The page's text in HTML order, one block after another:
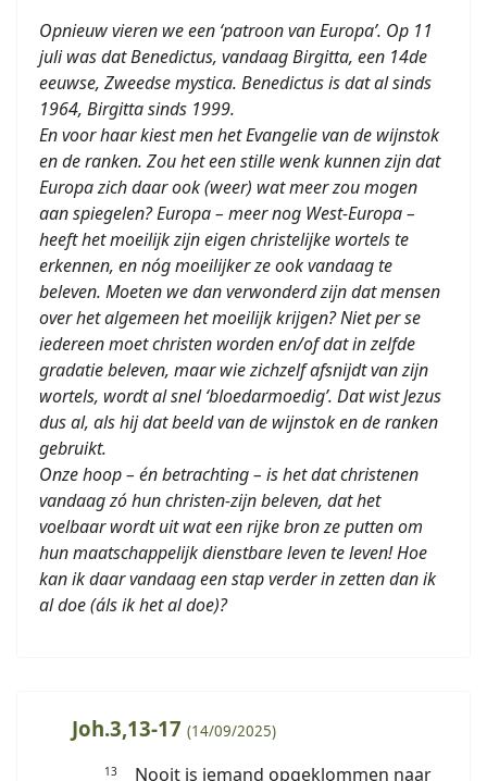
Opnieuw vieren we een ‘patroon van Europa’. Op 11
juli was dat Benedictus, vandaag Birgitta, een 14de
eeuwse, Zweedse mystica. Benedictus is dat al sinds
1964, Birgitta sinds 1999.
En voor haar kiest men het Evangelie van de wijnstok
en de ranken. Zou het een stille wenk kunnen zijn dat
Europa zich daar ook (weer) wat meer zou mogen
aan spiegelen? Europa – meer nog West-Europa –
heeft het moeilijk zijn eigen christelijke wortels te
erkennen, en nóg moeilijker ze ook vandaag te
beleven. Moeten we dan verwonderd zijn dat mensen
over het algemeen het moeilijk krijgen? Niet per se
iedereen moet christen worden en/of dat in zelfde
gradatie beleven, maar wie zichzelf afsnijdt van zijn
wortels, wordt al snel ‘bloedarmoedig’. Dat wist Jezus
dus al, als hij dat beeld van de wijnstok en de ranken
gebruikt.
Onze hoop – én betrachting – is het dat christenen
vandaag zó hun christen-zijn beleven, dat het
voelbaar wordt uit wat een rijke bron ze putten om
hun maatschappelijk dienstbare leven te leven! Hoe
kan ik daar vandaag een stap verder in zetten dan ik
al doe (áls ik het al doe)?
Joh.3,13-17 (14/09/2025)
13 Nooit is iemand opgeklommen naar